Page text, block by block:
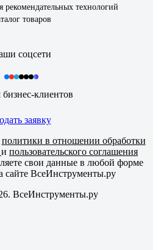
технологий
товаров
соцсети
бизнес-клиентов
заявку
политики в отношении обработки
и пользовательского соглашения
свои данные в любой форме
сайте ВсеИнструменты.ру
ВсеИнструменты.ру